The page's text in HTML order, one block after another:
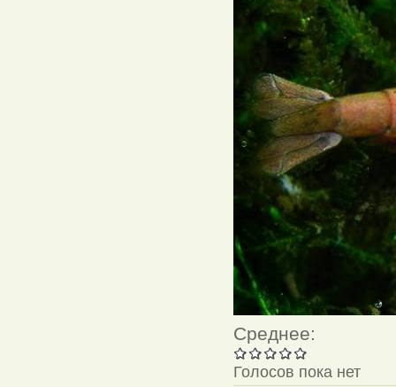
Среднее:
Голосов пока нет